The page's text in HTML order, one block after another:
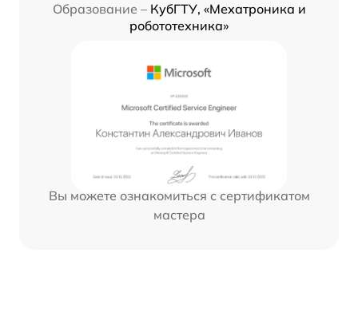
Образование – КубГТУ, «Мехатроника и
робототехника»
Вы можете ознакомиться с сертификатом
мастера